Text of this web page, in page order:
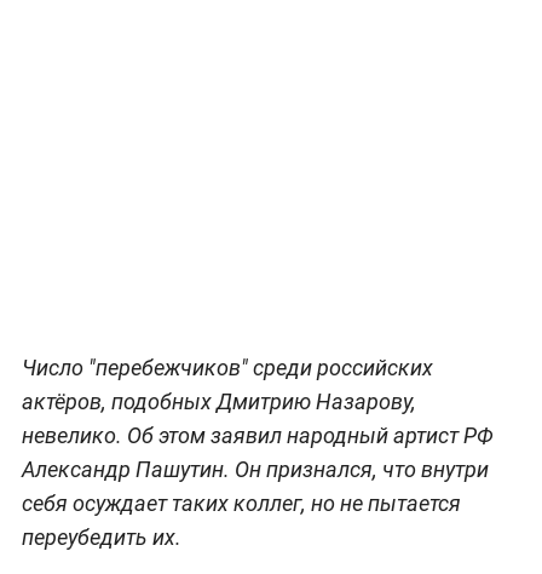
Число "перебежчиков" среди российских
актёров, подобных Дмитрию Назарову,
невелико. Об этом заявил народный артист РФ
Александр Пашутин. Он признался, что внутри
себя осуждает таких коллег, но не пытается
переубедить их.